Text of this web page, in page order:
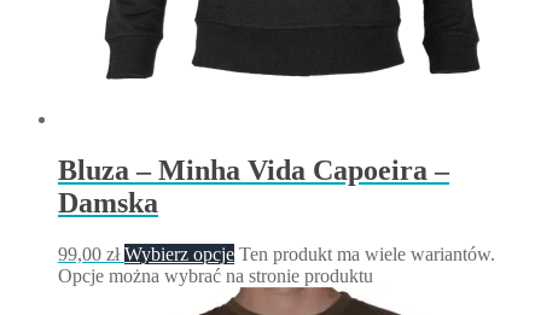
Bluza – Minha Vida Capoeira –
Damska
99,00 zł Wybierz opcje Ten produkt ma wiele wariantów.
Opcje można wybrać na stronie produktu